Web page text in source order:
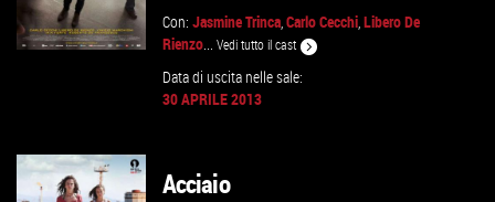
VAI ALLA SCHEDA
Con:Jasmine Trinca,Carlo Cecchi,Libero De
Rienzo...Vedi tutto il cast
Data di uscita nelle sale:
30 APRILE 2013
Acciaio